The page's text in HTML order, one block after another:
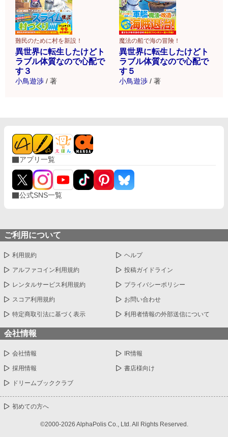
難民のために村を新設！
異世界に転生したけどト
ラブル体質なので心配で
す３
小鳥遊渉 / 著
魔法の船で海の冒険！
異世界に転生したけどト
ラブル体質なので心配で
す５
小鳥遊渉 / 著
アプリ一覧
公式SNS一覧
ご利用について
利用規約 ヘルプ
アルファコイン利用規約 投稿ガイドライン
レンタルサービス利用規約 プライバシーポリシー
スコア利用規約 お問い合わせ
特定商取引法に基づく表示 利用者情報の外部送信について
会社情報
会社情報 IR情報
採用情報 書店様向け
ドリームブッククラブ
初めての方へ
©2000-2026 AlphaPolis Co., Ltd. All Rights Reserved.